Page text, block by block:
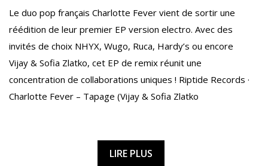
Le duo pop français Charlotte Fever vient de sortir une
réédition de leur premier EP version electro. Avec des
invités de choix NHYX, Wugo, Ruca, Hardy’s ou encore
Vijay & Sofia Zlatko, cet EP de remix réunit une
concentration de collaborations uniques ! Riptide Records ·
Charlotte Fever – Tapage (Vijay & Sofia Zlatko
LIRE PLUS